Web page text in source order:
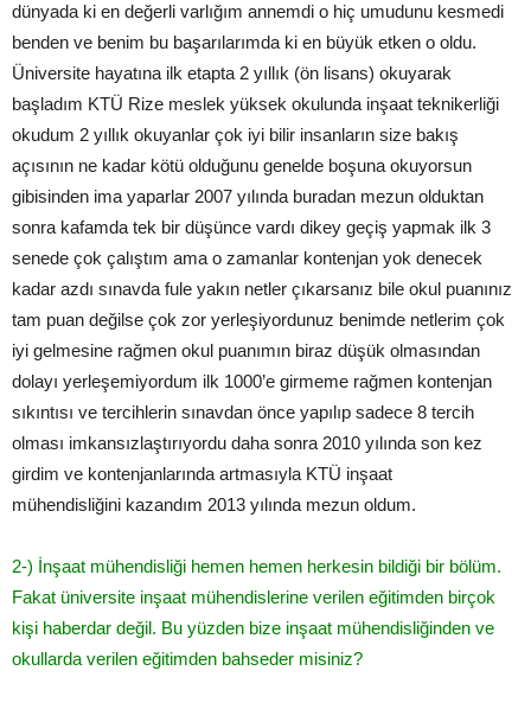
dünyada ki en değerli varlığım annemdi o hiç umudunu kesmedi
benden ve benim bu başarılarımda ki en büyük etken o oldu.
Üniversite hayatına ilk etapta 2 yıllık (ön lisans) okuyarak
başladım KTÜ Rize meslek yüksek okulunda inşaat teknikerliği
okudum 2 yıllık okuyanlar çok iyi bilir insanların size bakış
açısının ne kadar kötü olduğunu genelde boşuna okuyorsun
gibisinden ima yaparlar 2007 yılında buradan mezun olduktan
sonra kafamda tek bir düşünce vardı dikey geçiş yapmak ilk 3
senede çok çalıştım ama o zamanlar kontenjan yok denecek
kadar azdı sınavda fule yakın netler çıkarsanız bile okul puanınız
tam puan değilse çok zor yerleşiyordunuz benimde netlerim çok
iyi gelmesine rağmen okul puanımın biraz düşük olmasından
dolayı yerleşemiyordum ilk 1000’e girmeme rağmen kontenjan
sıkıntısı ve tercihlerin sınavdan önce yapılıp sadece 8 tercih
olması imkansızlaştırıyordu daha sonra 2010 yılında son kez
girdim ve kontenjanlarında artmasıyla KTÜ inşaat
mühendisliğini kazandım 2013 yılında mezun oldum.
2­-) İnşaat mühendisliği hemen hemen herkesin bildiği bir bölüm.
Fakat üniversite inşaat mühendislerine verilen eğitimden birçok
kişi haberdar değil. Bu yüzden bize inşaat mühendisliğinden ve
okullarda verilen eğitimden bahseder misiniz?